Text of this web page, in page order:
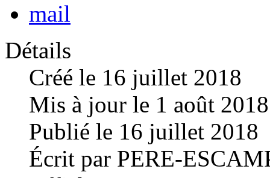
Détails
Créé le 16 juillet 2018
Mis à jour le 1 août 2018
Publié le 16 juillet 2018
Écrit par PERE-